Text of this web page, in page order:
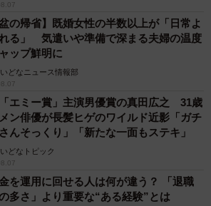
盆の帰省】既婚女性の半数以上が「日常よ
る」 気遣いや準備で深まる夫婦の温度
ップ鮮明に
いどなニュース情報部
エミー賞」主演男優賞の真田広之 31歳
ン俳優が長髪ヒゲのワイルド近影「ガチ
んそっくり」「新たな一面もステキ」
いどなトピック
を運用に回せる人は何が違う？ 「退職
多さ」より重要な“ある経験”とは